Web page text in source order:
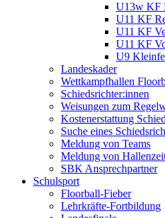
U13w KF
U11 KF
U11 KF
U11 KF
U9
Landeskader
Wettkampfhallen
Schiedsrichter:innen
Weisungen zum
Kostenerstattung
Suche eines
Meldung von Teams
Meldung von
SBK Ansprechpartner
Schulsport
Floorball-Fieber
Lehrkräfte-Fortbildung